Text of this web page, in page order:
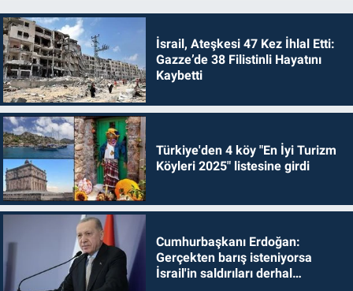
İsrail, Ateşkesi 47 Kez İhlal Etti:
Gazze’de 38 Filistinli Hayatını
Kaybetti
Türkiye'den 4 köy "En İyi Turizm
Köyleri 2025" listesine girdi
Cumhurbaşkanı Erdoğan:
Gerçekten barış isteniyorsa
İsrail'in saldırıları derhal